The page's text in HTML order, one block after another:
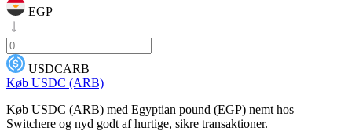
EGP
USDCARB
Køb USDC (ARB)
Køb USDC (ARB) med Egyptian pound (EGP) nemt hos
Switchere og nyd godt af hurtige, sikre transaktioner.